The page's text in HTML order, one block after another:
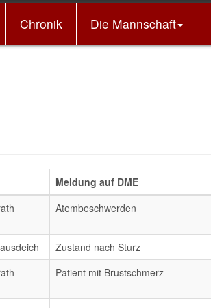
Chronik Die Mannschaft
Meldung auf DME
Atembeschwerden
Zustand nach Sturz
Patient mit Brustschmerz